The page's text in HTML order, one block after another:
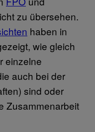
zu übersehen.
haben in
wie gleich
einzelne
auch bei der
sind oder
Zusammenarbeit